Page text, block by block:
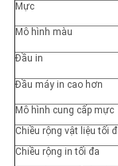
CHÍNH
SÁCH
BẢO
MẬT
Mực
Mô hình màu
Đầu in
Đầu máy in cao hơn
Mô hình cung cấp mực
Chiều rộng vật liệu tối
Chiều rộng in tối đa